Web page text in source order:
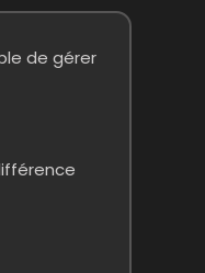
de gérer